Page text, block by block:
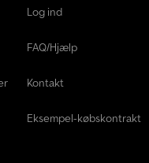
Log ind
FAQ/Hjælp
Kontakt
Eksempel-købskontrakt